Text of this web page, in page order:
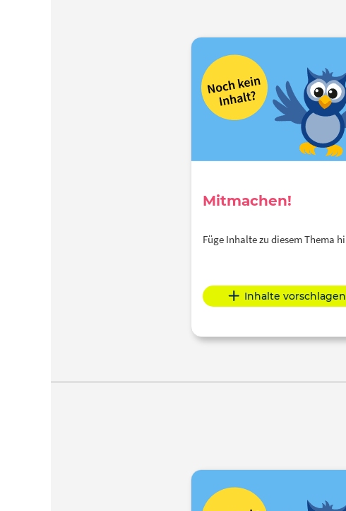
Mitmachen!
Füge Inhalte zu diesem Thema
Inhalte vorschlagen